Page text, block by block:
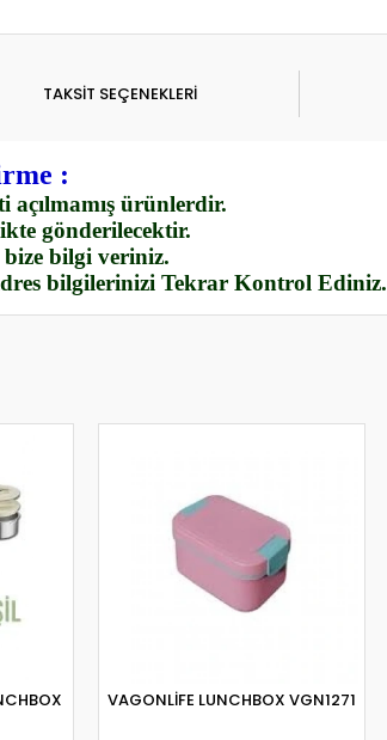
TAKSİT SEÇENEKLERİ
:
açılmamış ürünlerdir.
gönderilecektir.
bilgi veriniz.
bilgilerinizi Tekrar Kontrol Ediniz.
VAGONLİFE LUNCHBOX VGN1271